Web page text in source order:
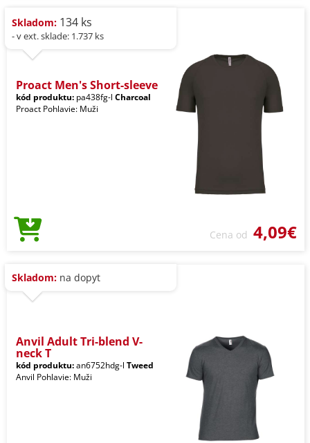
Skladom: 134 ks
- v ext. sklade: 1.737 ks
Proact Men's Short-sleeve
kód produktu: pa438fg-l Charcoal
Proact Pohlavie: Muži
Cena od 4,09€
Skladom: na dopyt
Anvil Adult Tri-blend V-
neck T
kód produktu:an6752hdg-l Tweed
Anvil Pohlavie: Muži